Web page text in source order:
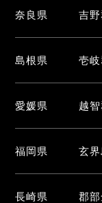
奈良県 吉野
島根県 壱
愛媛県 越
福岡県 玄
長崎県
郡